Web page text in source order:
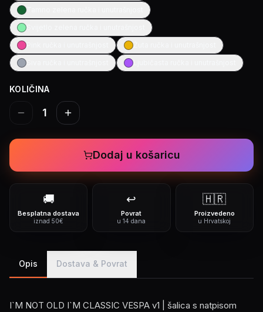
KOLIČINA
1
Dodaj u košaricu
🚚
Besplatna dostava
iznad 50€
↩️
Povrat
u 14 dana
🇭🇷
Proizvedeno
u Hrvatskoj
Opis Dostava & Povrat
I`M NOT OLD I`M CLASSIC VESPA v1 | šalica s natpisom